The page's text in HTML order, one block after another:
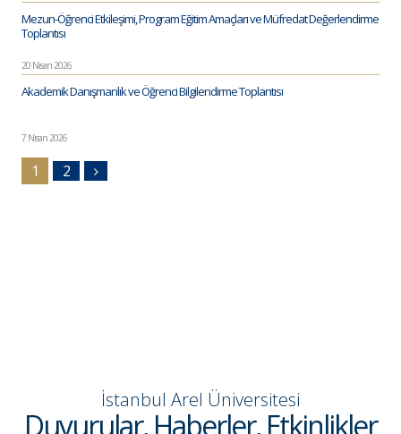
Mezun-Öğrenci Etkileşimi, Program Eğitim Amaçları ve Müfredat Değerlendirme
Toplantısı
20 Nisan 2026
Akademik Danışmanlık ve Öğrenci Bilgilendirme Toplantısı
7 Nisan 2026
1 2
İstanbul Arel Üniversitesi
Duyurular, Haberler, Etkinlikler